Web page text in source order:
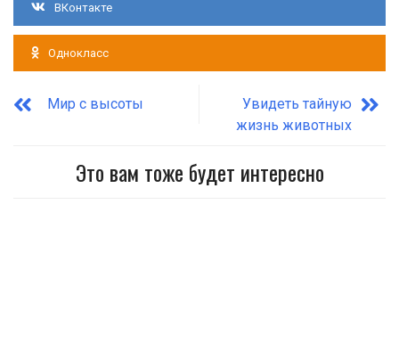
ВКонтакте
Однокласс
Мир с высоты
Увидеть тайную
жизнь животных
Это вам тоже будет интересно